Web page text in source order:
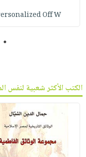
Off W
1
الكتب الأكثر شعبية لنفس